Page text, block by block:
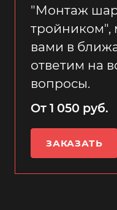
"Монтаж
тройником",
вами в
ответим на
вопросы.
От 1 050 руб.
ЗАКАЗАТЬ